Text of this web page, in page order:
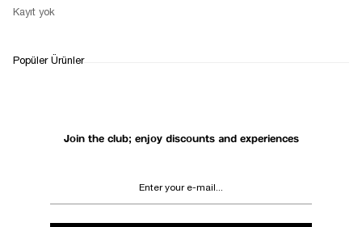
Notify Me When Available
RETURN AND EXCHANGE
Join the club; enjoy discounts and experiences
Kayıt yok
Popüler Ürünler